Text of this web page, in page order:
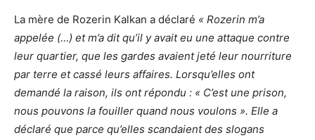
La mère de Rozerin Kalkan a déclaré « Rozerin m’a
appelée (…) et m’a dit qu’il y avait eu une attaque contre
leur quartier, que les gardes avaient jeté leur nourriture
par terre et cassé leurs affaires. Lorsqu’elles ont
demandé la raison, ils ont répondu : « C’est une prison,
nous pouvons la fouiller quand nous voulons ». Elle a
déclaré que parce qu’elles scandaient des slogans